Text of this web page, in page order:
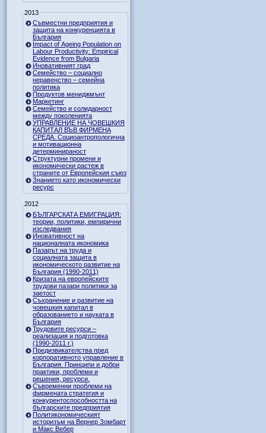
2013
Съвместни предприятия и
защита на конкуренцията в
България
Impact of Ageing Population on
Labour Productivity: Empirical
Evidence from Bulgaria
Иновативният град
Семейство – социално
неравенство – семейна
политика
Продуктов мениджмънт
Маркетинг
Семейство и солидарност
между поколенията
УПРАВЛЕНИЕ НА ЧОВЕШКИЯ
КАПИТАЛ ВЪВ ФИРМЕНА
СРЕДА. Социоантропологична
и мотивационна
детерминираност
Структурни промени и
икономически растеж в
страните от Европейския съюз
Знанието като икономически
ресурс
2012
БЪЛГАРСКАТА ЕМИГРАЦИЯ:
теории, политики, емпирични
изследвания
Иновативност на
националната икономика
Пазарът на труда и
социалната защита в
икономическото развитие на
България (1990-2011)
Кризата на европейските
трудови пазари политики за
заетост
Съхранение и развитие на
човешкия капитал в
образованието и науката в
България
Трудовите ресурси –
реализация и подготовка
(1990-2011 г.)
Предизвикателства пред
корпоративното управление в
България. Принципи и добри
практики, проблеми и
решения, ресурси.
Съвременни проблеми на
фирмената стратегия и
конкурентоспособността на
българските предприятия
Политикономическият
историзъм на Вернер Зомбарт
и Макс Вебер